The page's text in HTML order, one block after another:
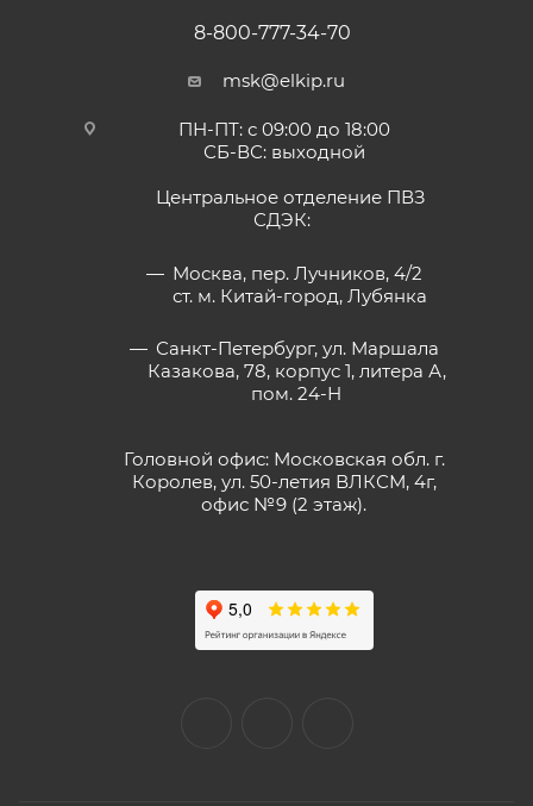
8-800-777-34-70
msk@elkip.ru
ПН-ПТ: с 09:00 до 18:00
СБ-ВС: выходной
Центральное отделение ПВЗ
СДЭК:
Москва, пер. Лучников, 4/2
ст. м. Китай-город, Лубянка
Санкт-Петербург, ул. Маршала
Казакова, 78, корпус 1, литера А,
пом. 24-Н
Головной офис: Московская обл. г.
Королев, ул. 50-летия ВЛКСМ, 4г,
офис №9 (2 этаж).